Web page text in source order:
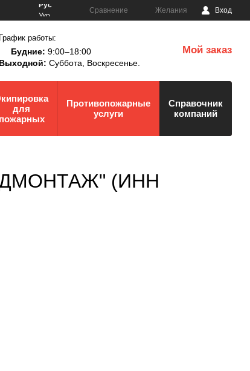
Рус
Укр
Сравнение Желания Вход
График работы:
Будние: 9:00–18:00
Выходной: Суббота, Воскресенье.
Мой заказ
для
пожарных
Противопожарные
услуги
Справочник
компаний
(ИНН